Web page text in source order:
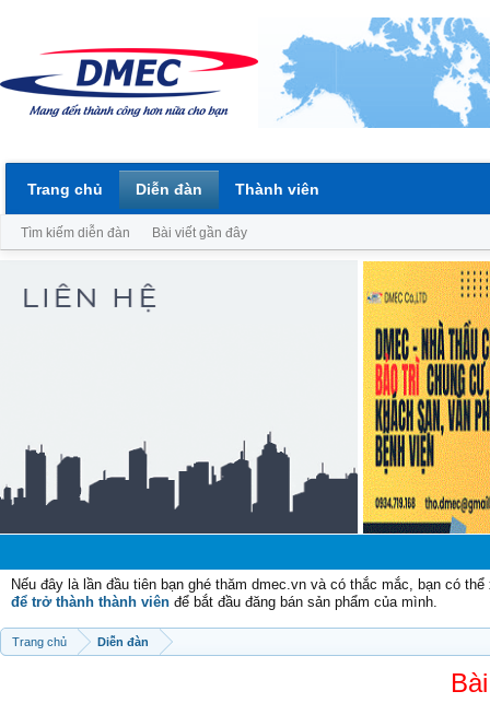
Nếu đây là lần đầu tiên bạn ghé thăm dmec.vn và có thắc mắc, bạn có
để trở thành thành viên để bắt đầu đăng bán sản phẩm của mình.
Trang chủ Diễn đàn
Trang chủ Diễn đàn
Tìm kiếm diễn đàn Bài viết gần đây
Thành viên